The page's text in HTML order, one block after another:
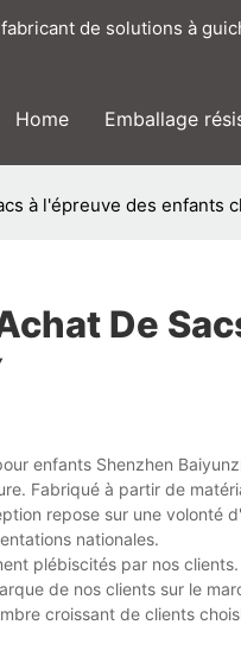
de solutions à
Home Emballage
à l'épreuve des enfants
De
enfants Shenzhen
Fabriqué à partir de
repose sur une volonté
nationales.
plébiscités par nos
de nos clients sur le
croissant de clients